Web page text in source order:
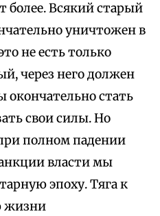
более. Всякий старый
уничтожен в
не есть только
через него должен
окончательно стать
свои силы. Но
полном падении
власти мы
эпоху. Тяга к
жизни